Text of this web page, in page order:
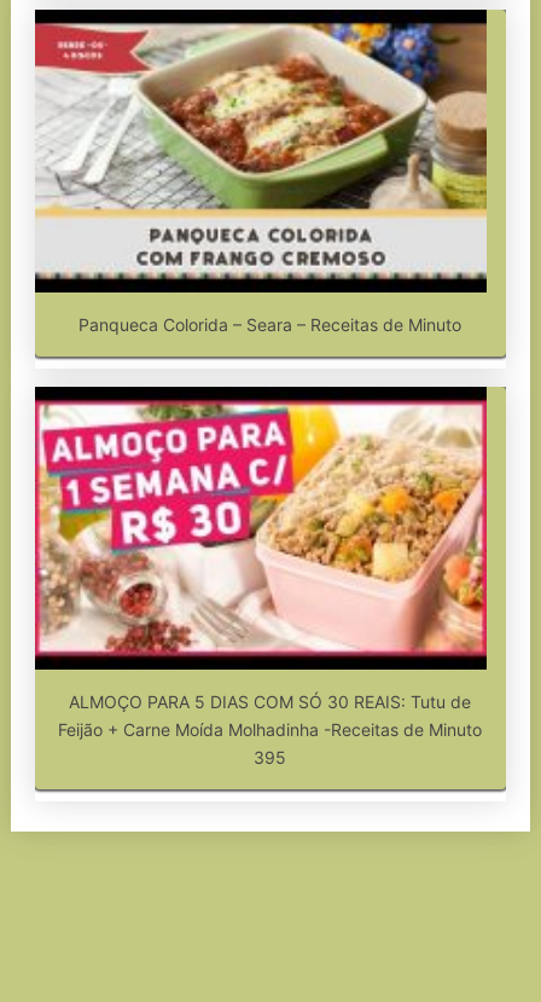
Panqueca Colorida – Seara – Receitas de Minuto
ALMOÇO PARA 5 DIAS COM SÓ 30 REAIS: Tutu de
Feijão + Carne Moída Molhadinha -Receitas de Minuto
395